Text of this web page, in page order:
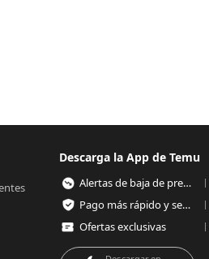
Descarga la App de Temu
Alertas de baja de precios
Pago más rápido y seguro
Ofertas exclusivas